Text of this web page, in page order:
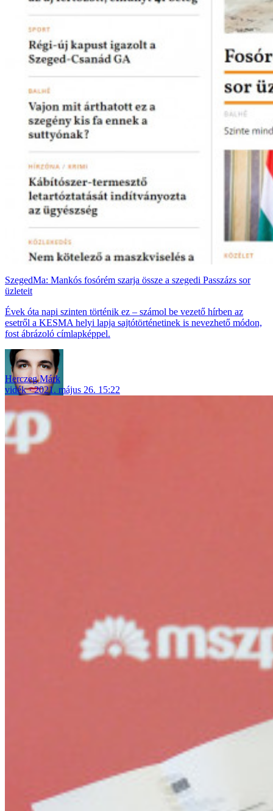
SzegedMa: Mankós fosórém szarja össze a szegedi Passzázs sor
üzleteit
Évek óta napi szinten történik ez – számol be vezető hírben az
esetről a KESMA helyi lapja sajtótörténetinek is nevezhető módon,
fost ábrázoló címlapképpel.
Herczeg Márk
vidék
2021. május 26. 15:22